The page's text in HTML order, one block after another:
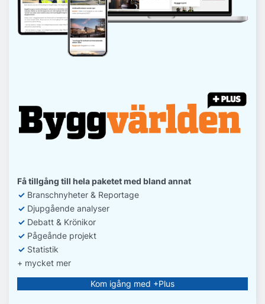
Få tillgång till hela paketet med bland annat
✓ Branschnyheter & Reportage
✓ Djupgående analyser
✓ Debatt & Krönikor
✓ Pågeånde projekt
✓ Statistik
+ mycket mer
Kom igång med +Plus